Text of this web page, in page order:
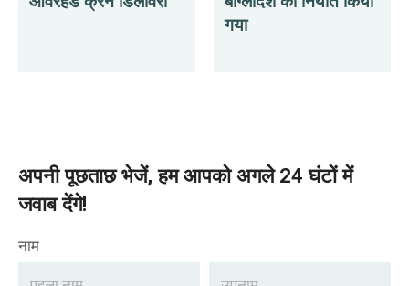
गया
अपनी पूछताछ भेजें, हम आपको अगले 24 घंटों में
जवाब देंगे!
नाम